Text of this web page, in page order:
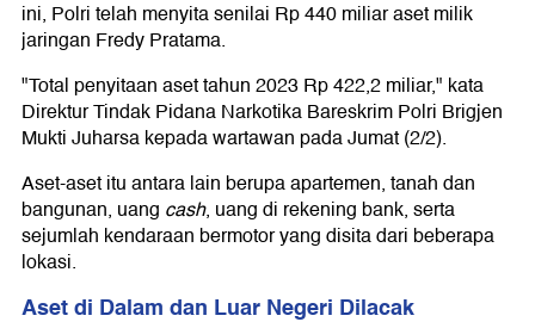
ini, Polri telah menyita senilai Rp 440 miliar aset milik
jaringan Fredy Pratama.
"Total penyitaan aset tahun 2023 Rp 422,2 miliar," kata
Direktur Tindak Pidana Narkotika Bareskrim Polri Brigjen
Mukti Juharsa kepada wartawan pada Jumat (2/2).
Aset-aset itu antara lain berupa apartemen, tanah dan
bangunan, uang cash, uang di rekening bank, serta
sejumlah kendaraan bermotor yang disita dari beberapa
lokasi.
Aset di Dalam dan Luar Negeri Dilacak